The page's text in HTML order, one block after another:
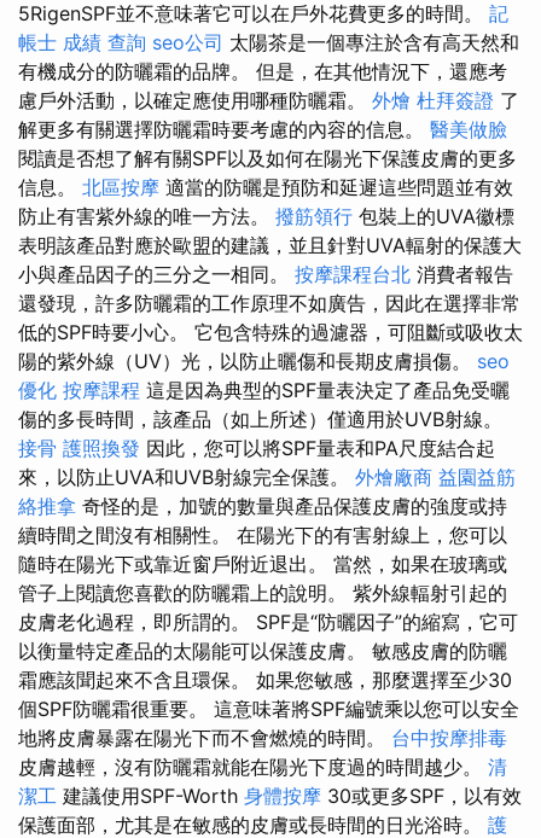
5RigenSPF並不意味著它可以在戶外花費更多的時間。 記
帳士 成績 查詢 seo公司 太陽茶是一個專注於含有高天然和
有機成分的防曬霜的品牌。 但是，在其他情況下，還應考
慮戶外活動，以確定應使用哪種防曬霜。 外燴 杜拜簽證 了
解更多有關選擇防曬霜時要考慮的內容的信息。 醫美做臉
閱讀是否想了解有關SPF以及如何在陽光下保護皮膚的更多
信息。 北區按摩 適當的防曬是預防和延遲這些問題並有效
防止有害紫外線的唯一方法。 撥筋領行 包裝上的UVA徽標
表明該產品對應於歐盟的建議，並且針對UVA輻射的保護大
小與產品因子的三分之一相同。 按摩課程台北 消費者報告
還發現，許多防曬霜的工作原理不如廣告，因此在選擇非常
低的SPF時要小心。 它包含特殊的過濾器，可阻斷或吸收太
陽的紫外線（UV）光，以防止曬傷和長期皮膚損傷。 seo
優化 按摩課程 這是因為典型的SPF量表決定了產品免受曬
傷的多長時間，該產品（如上所述）僅適用於UVB射線。
接骨 護照換發 因此，您可以將SPF量表和PA尺度結合起
來，以防止UVA和UVB射線完全保護。 外燴廠商 益園益筋
絡推拿 奇怪的是，加號的數量與產品保護皮膚的強度或持
續時間之間沒有相關性。 在陽光下的有害射線上，您可以
隨時在陽光下或靠近窗戶附近退出。 當然，如果在玻璃或
管子上閱讀您喜歡的防曬霜上的說明。 紫外線輻射引起的
皮膚老化過程，即所謂的。 SPF是“防曬因子”的縮寫，它可
以衡量特定產品的太陽能可以保護皮膚。 敏感皮膚的防曬
霜應該聞起來不含且環保。 如果您敏感，那麼選擇至少30
個SPF防曬霜很重要。 這意味著將SPF編號乘以您可以安全
地將皮膚暴露在陽光下而不會燃燒的時間。 台中按摩排毒
皮膚越輕，沒有防曬霜就能在陽光下度過的時間越少。 清
潔工 建議使用SPF-Worth 身體按摩 30或更多SPF，以有效
保護面部，尤其是在敏感的皮膚或長時間的日光浴時。 護